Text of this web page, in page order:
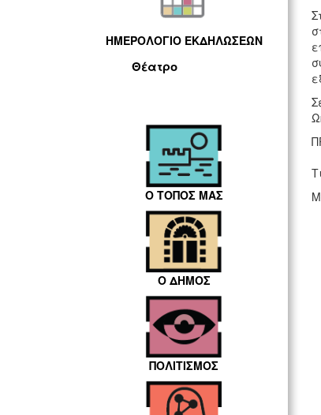
ΗΜΕΡΟΛΟΓΙΟ ΕΚΔΗΛΩΣΕΩΝ
Θέατρο
Ο ΤΟΠΟΣ ΜΑΣ
Ο ΔΗΜΟΣ
ΠΟΛΙΤΙΣΜΟΣ